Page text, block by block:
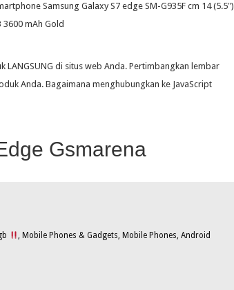
Samsung Galaxy S7 edge SM-G935F cm 14 (5.5″)
3600 mAh Gold
di situs web Anda. Pertimbangkan lembar
Anda. Bagaimana menghubungkan ke JavaScript
Gsmarena
, Mobile Phones & Gadgets, Mobile Phones, Android